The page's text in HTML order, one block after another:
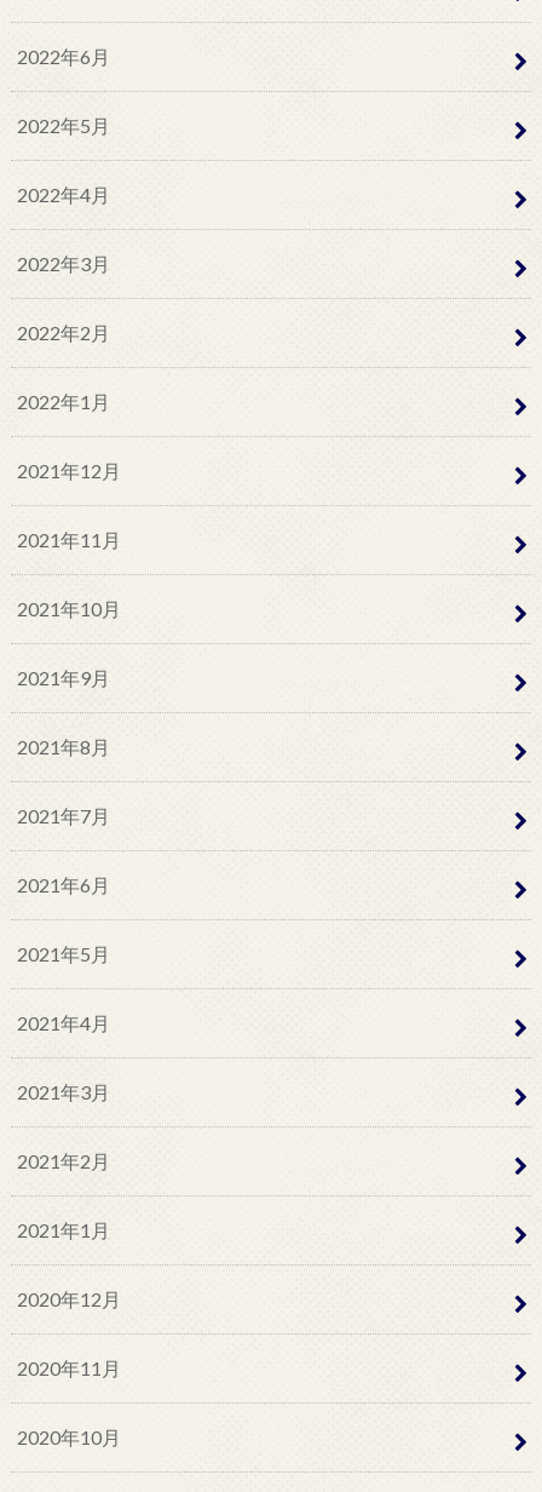
2022年6月
2022年5月
2022年4月
2022年3月
2022年2月
2022年1月
2021年12月
2021年11月
2021年10月
2021年9月
2021年8月
2021年7月
2021年6月
2021年5月
2021年4月
2021年3月
2021年2月
2021年1月
2020年12月
2020年11月
2020年10月